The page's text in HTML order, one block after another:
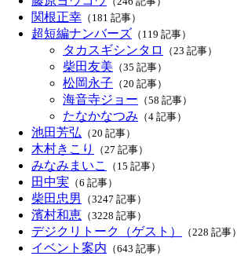
関根正幸 （181 記事）
超短編ナンバーズ （119 記事）
タカスギシンタロ （23 記事）
柴田友美 （35 記事）
松岡永子 （20 記事）
海音寺ジョー （58 記事）
たなかなつみ （4 記事）
池田芳弘 （20 記事）
木村きこり （27 記事）
みなみまいこ （15 記事）
田中実 （6 記事）
柴田忠男 （3247 記事）
濱村和恵 （3228 記事）
デジクリトーク（ゲスト） （228 記事）
イベント案内 （643 記事）